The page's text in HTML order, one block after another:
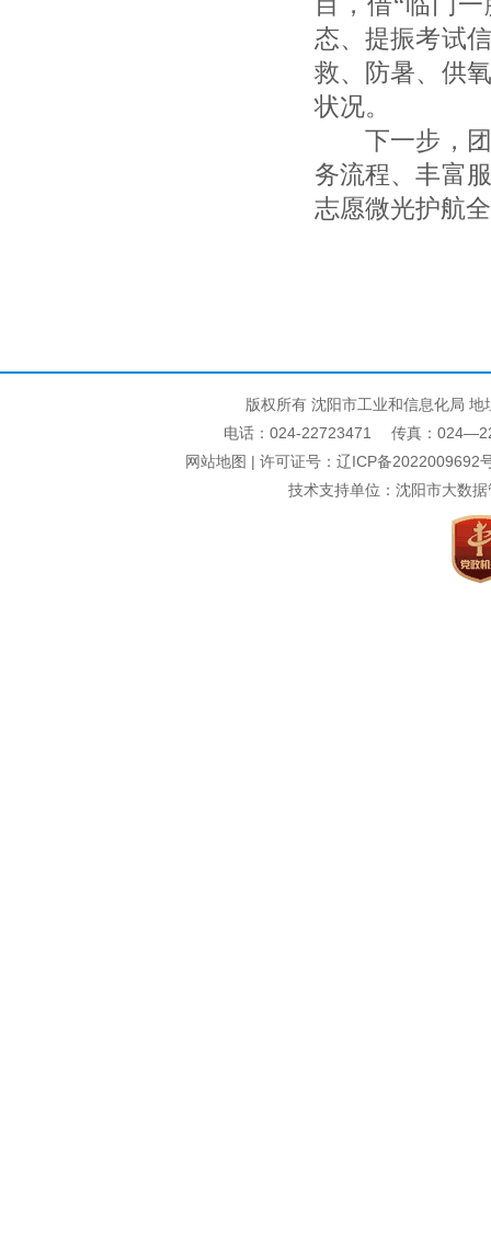
态、提振考试
救、防暑、供
状况。
下一步，团
务流程、丰富
志愿微光护航
版权所有 沈阳市工业和信息化局
电话：024-22723471 传真：
网站地图 | 许可证号： 辽ICP备2022009692
技术支持单位：沈阳市大数